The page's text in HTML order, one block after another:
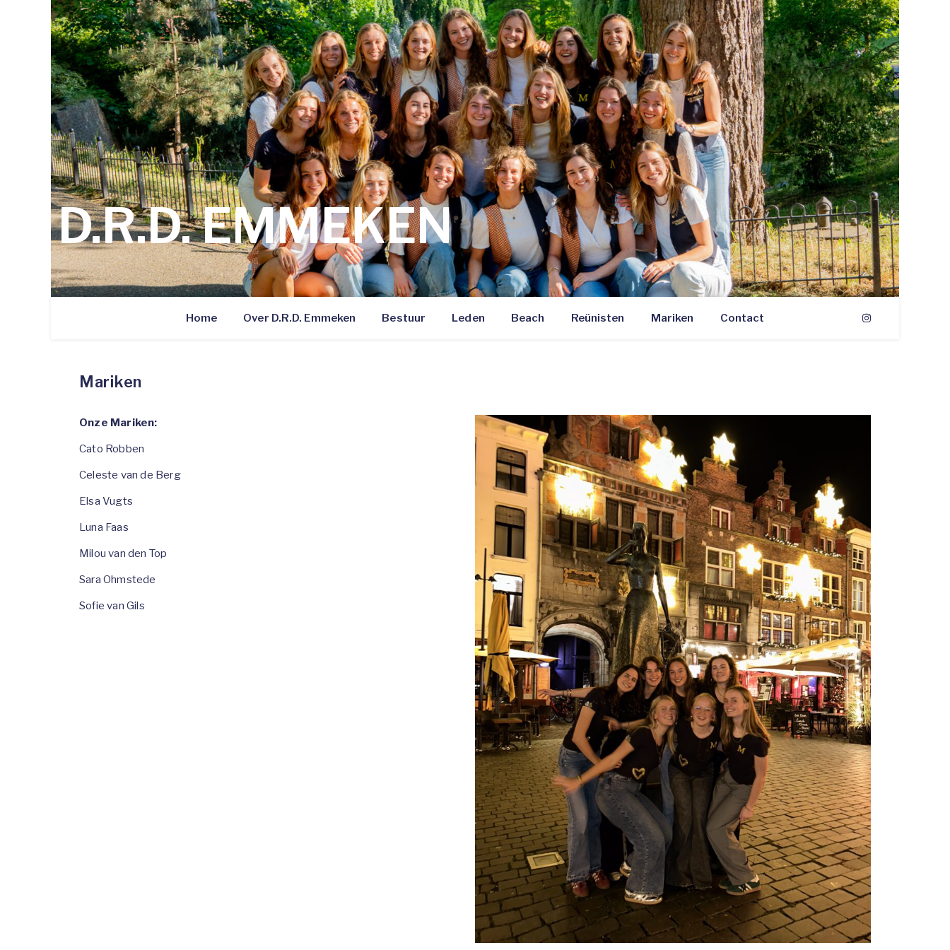
D.R.D. EMMEKEN
Home Over D.R.D. Emmeken Bestuur Leden Beach Reünisten Mariken Contact
Mariken
Onze Mariken:
Cato Robben
Celeste van de Berg
Elsa Vugts
Luna Faas
Milou van den Top
Sara Ohmstede
Sofie van Gils